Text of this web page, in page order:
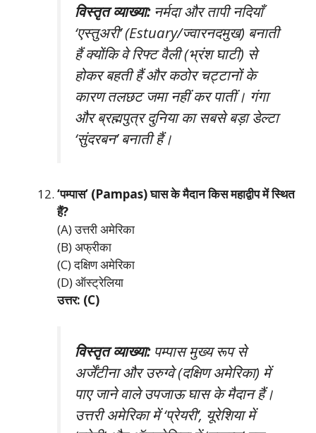
विस्तृत व्याख्या:नर्मदा और तापी नदियाँ
‘एस्तुअरी’ (Estuary/ज्वारनदमुख) बनाती
हैं क्योंकि वे रिफ्ट वैली (भ्रंश घाटी) से
होकर बहती हैं और कठोर चट्टानों के
कारण तलछट जमा नहीं कर पातीं। गंगा
और ब्रह्मपुत्र दुनिया का सबसे बड़ा डेल्टा
‘सुंदरबन’ बनाती हैं।
‘पम्पास’ (Pampas) घास के मैदान किस महाद्वीप में स्थित
हैं?
(A) उत्तरी अमेरिका
(B) अफ्रीका
(C) दक्षिण अमेरिका
(D) ऑस्ट्रेलिया
उत्तर: (C)
विस्तृत व्याख्या:पम्पास मुख्य रूप से
अर्जेंटीना और उरुग्वे (दक्षिण अमेरिका) में
पाए जाने वाले उपजाऊ घास के मैदान हैं।
उत्तरी अमेरिका में ‘प्रेयरी’, यूरेशिया में